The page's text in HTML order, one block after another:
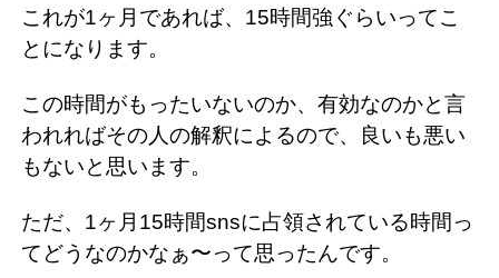
これが1ヶ月であれば、15時間強ぐらいってこ
とになります。
この時間がもったいないのか、有効なのかと言
われればその人の解釈によるので、良いも悪い
もないと思います。
ただ、1ヶ月15時間snsに占領されている時間っ
てどうなのかなぁ〜って思ったんです。